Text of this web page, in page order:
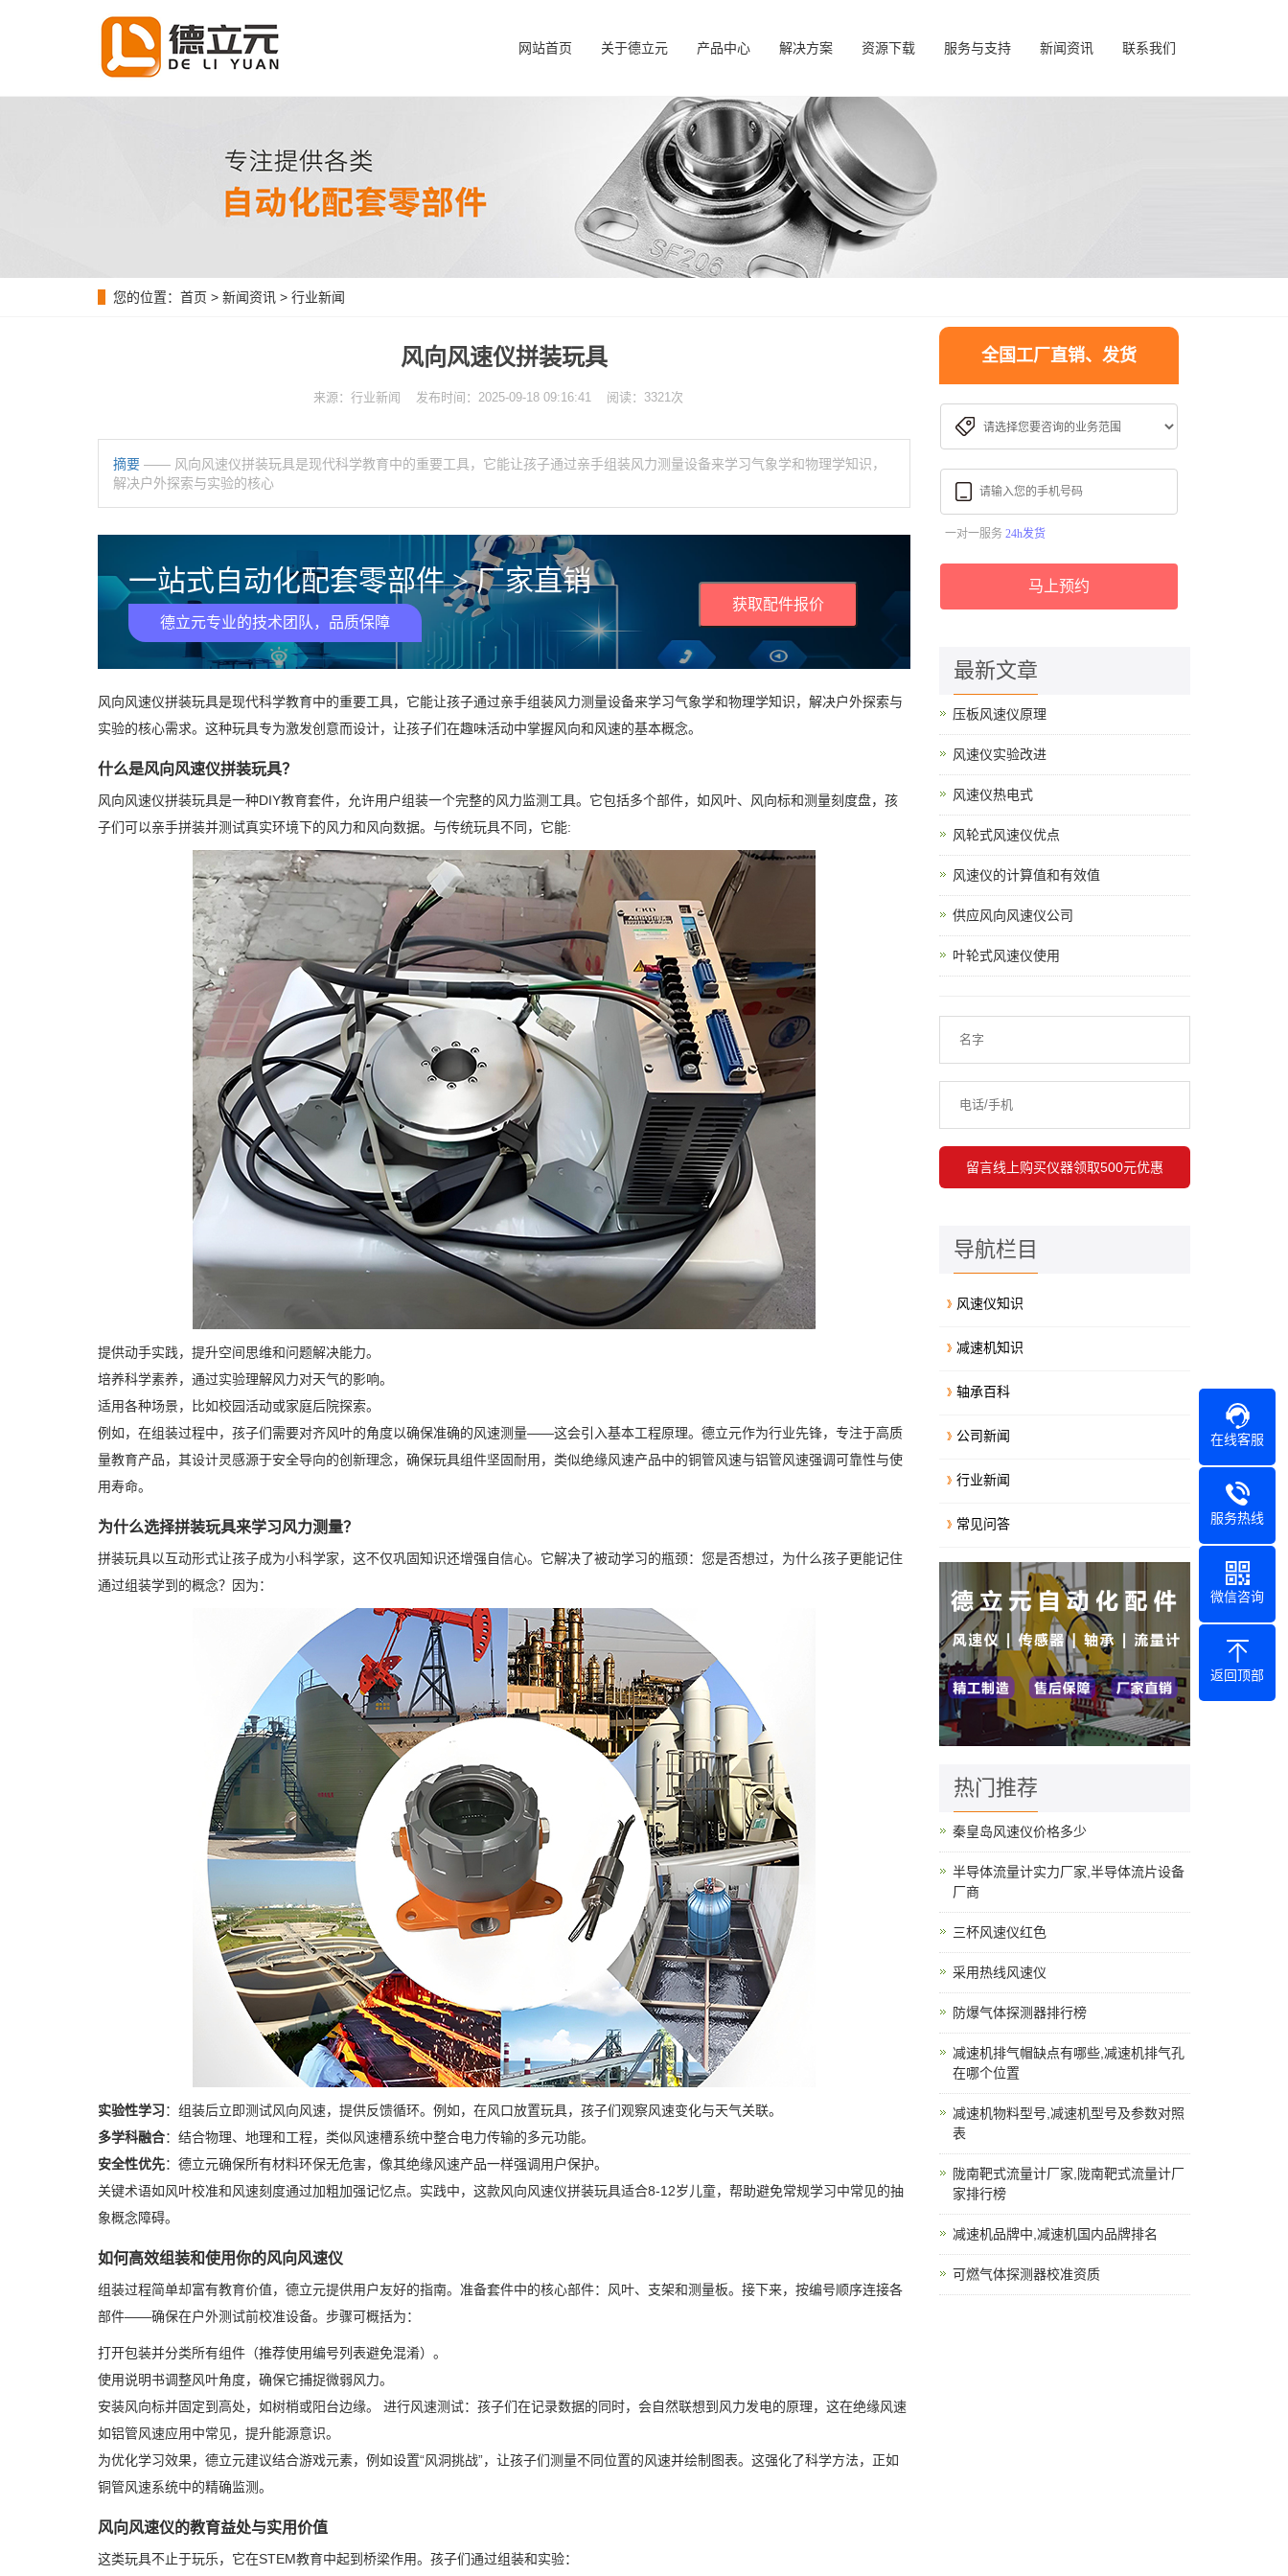
网站首页 关于德立元 产品中心 解决方案 资源下载 服务与支持 新闻资讯 联系我们
您的位置： 首页 > 新闻资讯 > 行业新闻
风向风速仪拼装玩具
来源：行业新闻 发布时间：2025-09-18 09:16:41 阅读：3321次
摘要 —— 风向风速仪拼装玩具是现代科学教育中的重要工具，它能让孩子通过亲手组装风力测量设备来学习气象学和物理学知识，
解决户外探索与实验的核心
一站式自动化配套零部件 > 厂家直销
德立元专业的技术团队，品质保障
获取配件报价
风向风速仪拼装玩具是现代科学教育中的重要工具，它能让孩子通过亲手组装风力测量设备来学习气象学和物理学知识，解决户外探索与
实验的核心需求。这种玩具专为激发创意而设计，让孩子们在趣味活动中掌握风向和风速的基本概念。
什么是风向风速仪拼装玩具？
风向风速仪拼装玩具是一种DIY教育套件，允许用户组装一个完整的风力监测工具。它包括多个部件，如风叶、风向标和测量刻度盘，孩
子们可以亲手拼装并测试真实环境下的风力和风向数据。与传统玩具不同，它能:
提供动手实践，提升空间思维和问题解决能力。
培养科学素养，通过实验理解风力对天气的影响。
适用各种场景，比如校园活动或家庭后院探索。
例如，在组装过程中，孩子们需要对齐风叶的角度以确保准确的风速测量——这会引入基本工程原理。德立元作为行业先锋，专注于高质
量教育产品，其设计灵感源于安全导向的创新理念，确保玩具组件坚固耐用，类似绝缘风速产品中的铜管风速与铝管风速强调可靠性与使
用寿命。
为什么选择拼装玩具来学习风力测量？
拼装玩具以互动形式让孩子成为小科学家，这不仅巩固知识还增强自信心。它解决了被动学习的瓶颈：您是否想过，为什么孩子更能记住
通过组装学到的概念？因为：
实验性学习：组装后立即测试风向风速，提供反馈循环。例如，在风口放置玩具，孩子们观察风速变化与天气关联。
多学科融合：结合物理、地理和工程，类似风速槽系统中整合电力传输的多元功能。
安全性优先：德立元确保所有材料环保无危害，像其绝缘风速产品一样强调用户保护。
关键术语如风叶校准和风速刻度通过加粗加强记忆点。实践中，这款风向风速仪拼装玩具适合8-12岁儿童，帮助避免常规学习中常见的抽
象概念障碍。
如何高效组装和使用你的风向风速仪
组装过程简单却富有教育价值，德立元提供用户友好的指南。准备套件中的核心部件：风叶、支架和测量板。接下来，按编号顺序连接各
部件——确保在户外测试前校准设备。步骤可概括为：
打开包装并分类所有组件（推荐使用编号列表避免混淆）。
使用说明书调整风叶角度，确保它捕捉微弱风力。
安装风向标并固定到高处，如树梢或阳台边缘。 进行风速测试：孩子们在记录数据的同时，会自然联想到风力发电的原理，这在绝缘风速
如铝管风速应用中常见，提升能源意识。
为优化学习效果，德立元建议结合游戏元素，例如设置“风洞挑战”，让孩子们测量不同位置的风速并绘制图表。这强化了科学方法，正如
铜管风速系统中的精确监测。
风向风速仪的教育益处与实用价值
这类玩具不止于玩乐，它在STEM教育中起到桥梁作用。孩子们通过组装和实验：
全国工厂直销、发货
一对一服务 24h发货
马上预约
最新文章
压板风速仪原理
风速仪实验改进
风速仪热电式
风轮式风速仪优点
风速仪的计算值和有效值
供应风向风速仪公司
叶轮式风速仪使用
导航栏目
风速仪知识
减速机知识
轴承百科
公司新闻
行业新闻
常见问答
热门推荐
秦皇岛风速仪价格多少
半导体流量计实力厂家,半导体流片设备
厂商
三杯风速仪红色
采用热线风速仪
防爆气体探测器排行榜
减速机排气帽缺点有哪些,减速机排气孔
在哪个位置
减速机物料型号,减速机型号及参数对照
表
陇南靶式流量计厂家,陇南靶式流量计厂
家排行榜
减速机品牌中,减速机国内品牌排名
可燃气体探测器校准资质
在线客服
服务热线
微信咨询
返回顶部